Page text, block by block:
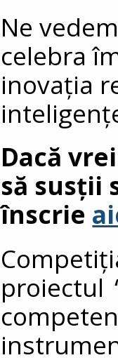
Ne
celebra
inovația
Dacă
să susții
înscrie
proiectul